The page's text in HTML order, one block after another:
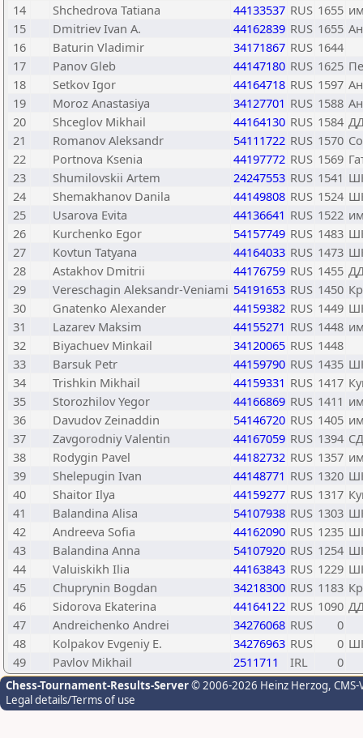
14
Shchedrova Tatiana 44133537 RUS 1655
15
Dmitriev Ivan A. 44162839 RUS 1655
16
Baturin Vladimir 34171867 RUS 1644
17
Panov Gleb 44147180 RUS 1625
18
Setkov Igor 44164718 RUS 1597
19
Moroz Anastasiya 34127701 RUS 1588
20
Shceglov Mikhail 44164130 RUS 1584
21
Romanov Aleksandr 54111722 RUS 1570
22
Portnova Ksenia 44197772 RUS 1569
23
Shumilovskii Artem 24247553 RUS 1541
24
Shemakhanov Danila 44149808 RUS 1524
25
Usarova Evita 44136641 RUS 1522
26
Kurchenko Egor 54157749 RUS 1483
27
Kovtun Tatyana 44164033 RUS 1473
28
Astakhov Dmitrii 44176759 RUS 1455
29
Vereschagin Aleksandr-Veniami 54191653 RUS 1450
30
Gnatenko Alexander 44159382 RUS 1449
31
Lazarev Maksim 44155271 RUS 1448
32
Biyachuev Minkail 34120065 RUS 1448
33
Barsuk Petr 44159790 RUS 1435
34
Trishkin Mikhail 44159331 RUS 1417
35
Storozhilov Yegor 44166869 RUS 1411
36
Davudov Zeinaddin 54146720 RUS 1405
37
Zavgorodniy Valentin 44167059 RUS 1394
38
Rodygin Pavel 44182732 RUS 1357
39
Shelepugin Ivan 44148771 RUS 1320
40
Shaitor Ilya 44159277 RUS 1317
41
Balandina Alisa 54107938 RUS 1303
42
Andreeva Sofia 44162090 RUS 1235
43
Balandina Anna 54107920 RUS 1254
44
Valuiskikh Ilia 44163843 RUS 1229
45
Chuprynin Bogdan 34218300 RUS 1183
46
Sidorova Ekaterina 44164122 RUS 1090
47
Andreichenko Andrei 34276068 RUS
0
48
Kolpakov Evgeniy E. 34276963 RUS 0
49
Pavlov Mikhail 2511711 IRL 0
Chess-Tournament-Results-Server© 2006-2026 Heinz Herzog,
Legal details/Terms of use